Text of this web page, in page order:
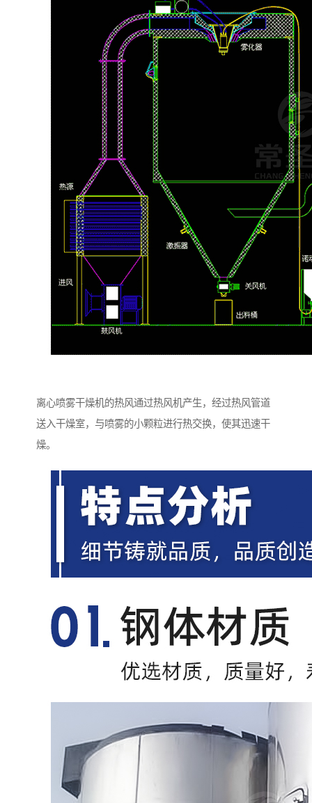
离心喷雾干燥机的热风通过热风机产生，经过热风管道
送入干燥室，与喷雾的小颗粒进行热交换，使其迅速干
燥。